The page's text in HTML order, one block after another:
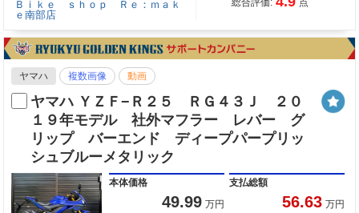
Ｂｉｋｅ ｓｈｏｐ Ｒｅ：ｍａｋ
ｅ南部店
ヤマハ 複数画像 動画
ヤマハ ＹＺＦ−Ｒ２５ ＲＧ４３Ｊ ２０
１９年モデル 社外マフラー レバー グ
リップ バーエンド ディープパープリッ
シュブルーメタリック
本体価格
49.99 万円
支払総額
56.63 万円